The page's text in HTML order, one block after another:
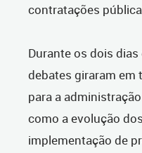
contratações
Durante os dois
debates giraram em
para a
como a evolução
implementação de